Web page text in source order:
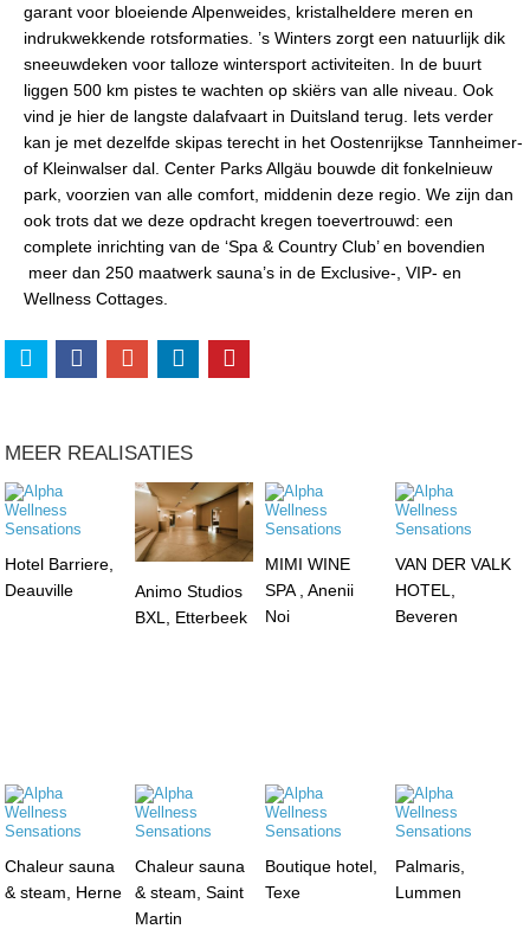
garant voor bloeiende Alpenweides, kristalheldere meren en
indrukwekkende rotsformaties. ’s Winters zorgt een natuurlijk dik
sneeuwdeken voor talloze wintersport activiteiten. In de buurt
liggen 500 km pistes te wachten op skiërs van alle niveau. Ook
vind je hier de langste dalafvaart in Duitsland terug. Iets verder
kan je met dezelfde skipas terecht in het Oostenrijkse Tannheimer-
of Kleinwalser dal. Center Parks Allgäu bouwde dit fonkelnieuw
park, voorzien van alle comfort, middenin deze regio. We zijn dan
ook trots dat we deze opdracht kregen toevertrouwd: een
complete inrichting van de ‘Spa & Country Club’ en bovendien
meer dan 250 maatwerk sauna’s in de Exclusive-, VIP- en
Wellness Cottages.
MEER REALISATIES
Hotel Barriere,
Deauville
Animo Studios
BXL, Etterbeek
MIMI WINE
SPA , Anenii
Noi
VAN DER VALK
HOTEL,
Beveren
Chaleur sauna
& steam, Herne
Chaleur sauna
& steam, Saint
Martin
Boutique hotel,
Texe
Palmaris,
Lummen